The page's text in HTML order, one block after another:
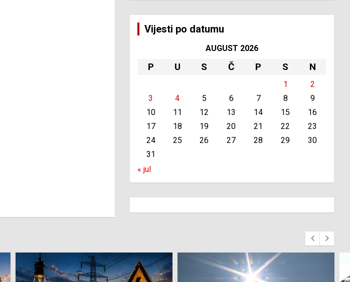
Vijesti po datumu
AUGUST 2026
P U S Č P S N
1
2
3
4 5 6 7 8
9
10
11 12 13 14 15
16
17
18 19 20 21 22
23
24
25 26 27 28 29
30
31
« jul